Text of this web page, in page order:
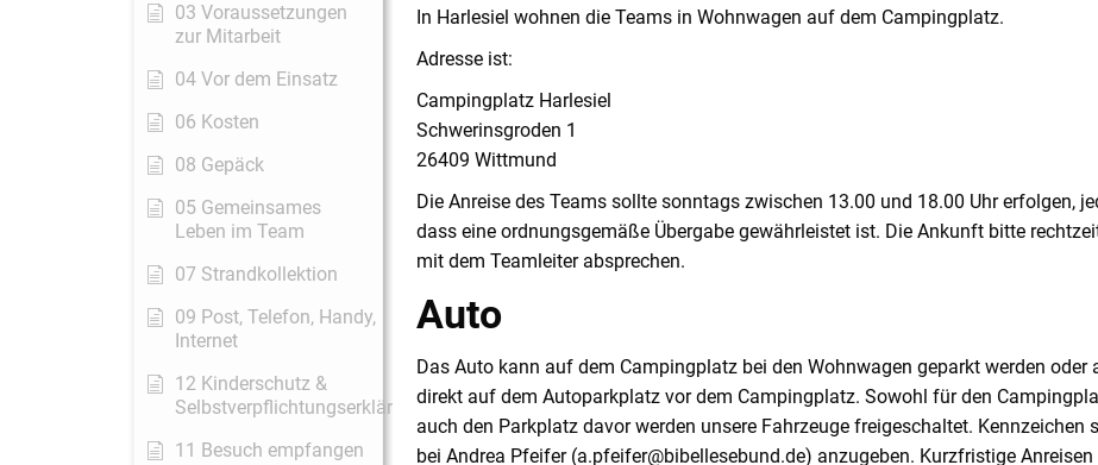
03 Voraussetzungen
zur Mitarbeit
04 Vor dem Einsatz
06 Kosten
08 Gepäck
05 Gemeinsames
Leben im Team
07 Strandkollektion
09 Post, Telefon, Handy,
Internet
12 Kinderschutz &
Selbstverpflichtungserklärung
11 Besuch empfangen
In Harlesiel wohnen die Teams in Wohnwagen auf dem Campingplatz.
Adresse ist:
Campingplatz Harlesiel
Schwerinsgroden 1
26409 Wittmund
Die Anreise des Teams sollte sonntags zwischen 13.00 und 18.00 Uhr erfolgen,
dass eine ordnungsgemäße Übergabe gewährleistet ist. Die Ankunft bitte
mit dem Teamleiter absprechen.
Auto
Das Auto kann auf dem Campingplatz bei den Wohnwagen geparkt werden oder
direkt auf dem Autoparkplatz vor dem Campingplatz. Sowohl für den
auch den Parkplatz davor werden unsere Fahrzeuge freigeschaltet. Kennzeichen
bei Andrea Pfeifer (a.pfeifer@bibellesebund.de) anzugeben. Kurzfristige Anreisen